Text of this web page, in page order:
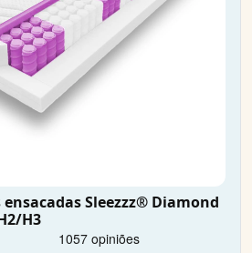
Sleezzz® Diamond
H3